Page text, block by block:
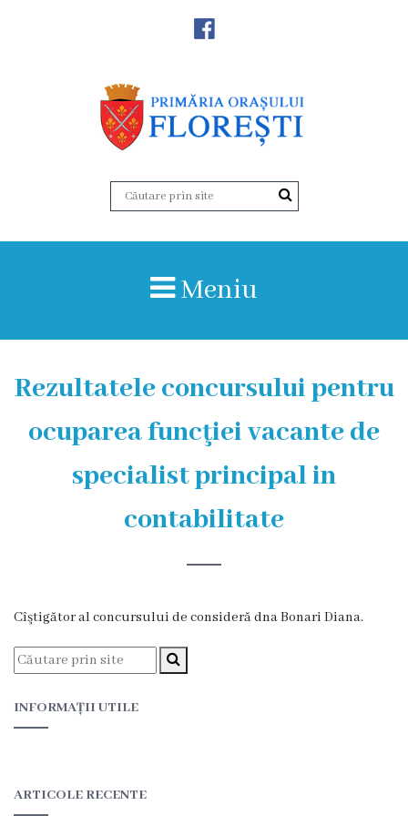
Primăria
Structura,
Organigrama
efectivul
limită
primarului
Rapoartele
primarului
investiționale
Meniu
Rezultatele concursului pentru
ocuparea funcţiei vacante de
specialist principal in
contabilitate
Cîştigător al concursului de consideră dna Bonari Diana.
INFORMAȚII UTILE
ARTICOLE RECENTE